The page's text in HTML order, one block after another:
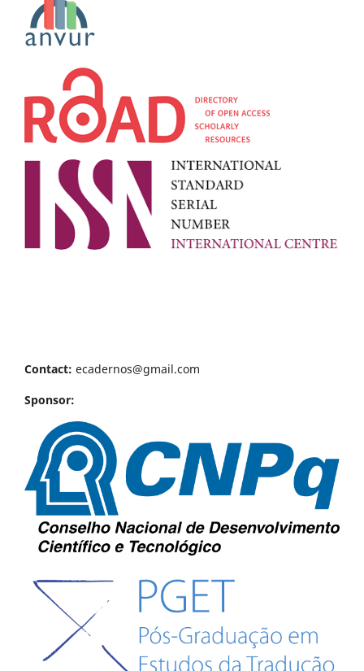
Contact: ecadernos@gmail.com
Sponsor: